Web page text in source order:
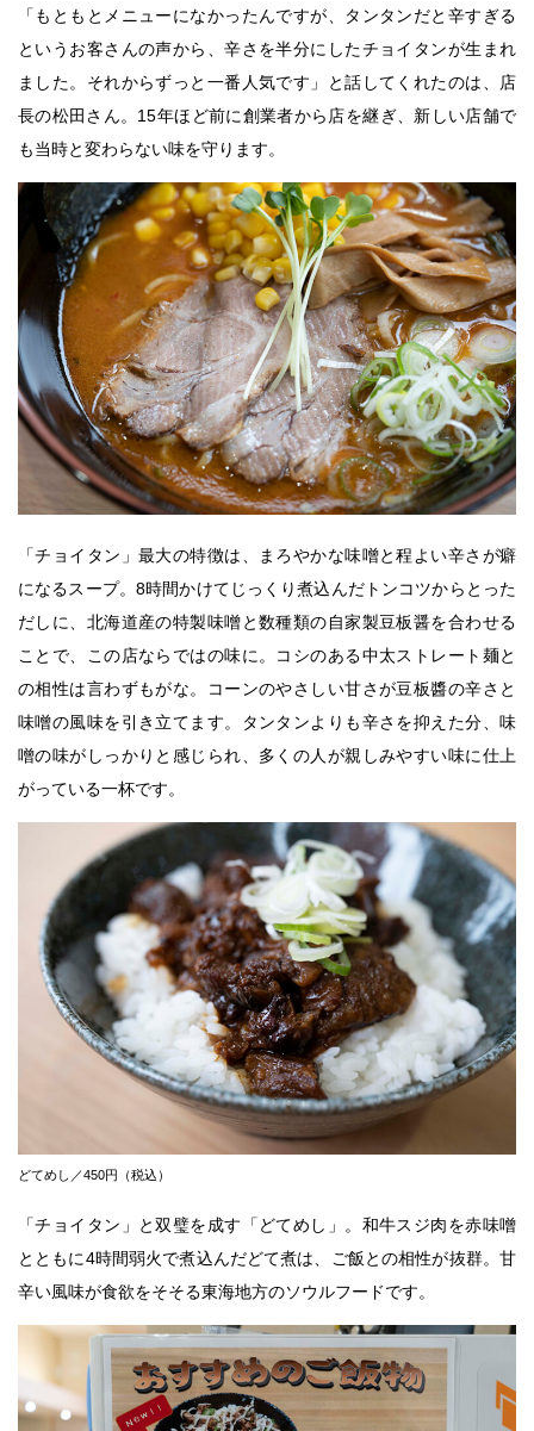
「もともとメニューになかったんですが、タンタンだと辛すぎる
というお客さんの声から、辛さを半分にしたチョイタンが生まれ
ました。それからずっと一番人気です」と話してくれたのは、店
長の松田さん。15年ほど前に創業者から店を継ぎ、新しい店舗で
も当時と変わらない味を守ります。
「チョイタン」最大の特徴は、まろやかな味噌と程よい辛さが癖
になるスープ。8時間かけてじっくり煮込んだトンコツからとった
だしに、北海道産の特製味噌と数種類の自家製豆板醤を合わせる
ことで、この店ならではの味に。コシのある中太ストレート麺と
の相性は言わずもがな。コーンのやさしい甘さが豆板醬の辛さと
味噌の風味を引き立てます。タンタンよりも辛さを抑えた分、味
噌の味がしっかりと感じられ、多くの人が親しみやすい味に仕上
がっている一杯です。
どてめし／450円（税込）
「チョイタン」と双璧を成す「どてめし」。和牛スジ肉を赤味噌
とともに4時間弱火で煮込んだどて煮は、ご飯との相性が抜群。甘
辛い風味が食欲をそそる東海地方のソウルフードです。